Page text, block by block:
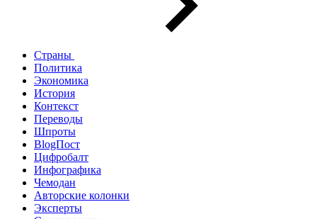
Страны
Политика
Экономика
История
Контекст
Переводы
Шпроты
BlogПост
Цифробалт
Инфографика
Чемодан
Авторские колонки
Эксперты